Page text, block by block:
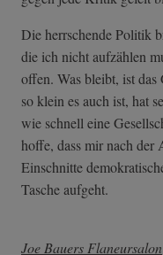
Die herrschende Politik
die ich nicht aufzählen
offen. Was bleibt, ist
so klein es auch ist, hat
wie schnell eine
hoffe, dass mir nach der
Einschnitte
Tasche aufgeht.
Joe Bauers Flaneursalon